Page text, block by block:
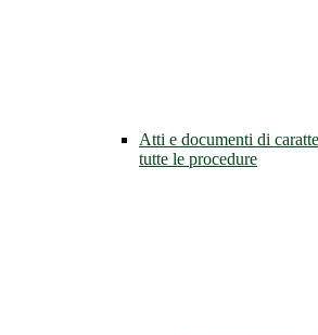
Atti e documenti di
tutte le procedure